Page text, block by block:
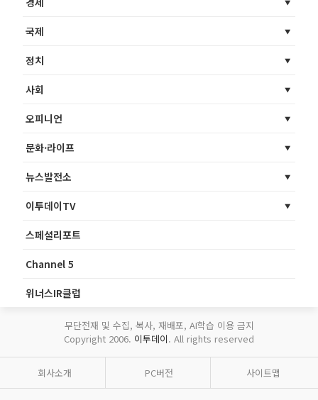
국제
정치
사회
오피니언
문화·라이프
뉴스발전소
이투데이TV
스페셜리포트
Channel 5
위너스IR클럽
무단전재 및 수집, 복사, 재배포, AI학습 이용 금지
Copyright 2006. 이투데이. All rights reserved
회사소개 PC버전 사이트맵